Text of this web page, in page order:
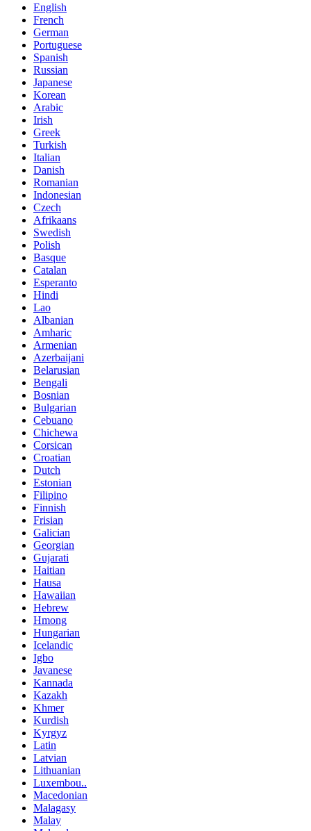
English
French
German
Portuguese
Spanish
Russian
Japanese
Korean
Arabic
Irish
Greek
Turkish
Italian
Danish
Romanian
Indonesian
Czech
Afrikaans
Swedish
Polish
Basque
Catalan
Esperanto
Hindi
Lao
Albanian
Amharic
Armenian
Azerbaijani
Belarusian
Bengali
Bosnian
Bulgarian
Cebuano
Chichewa
Corsican
Croatian
Dutch
Estonian
Filipino
Finnish
Frisian
Galician
Georgian
Gujarati
Haitian
Hausa
Hawaiian
Hebrew
Hmong
Hungarian
Icelandic
Igbo
Javanese
Kannada
Kazakh
Khmer
Kurdish
Kyrgyz
Latin
Latvian
Lithuanian
Luxembou..
Macedonian
Malagasy
Malay